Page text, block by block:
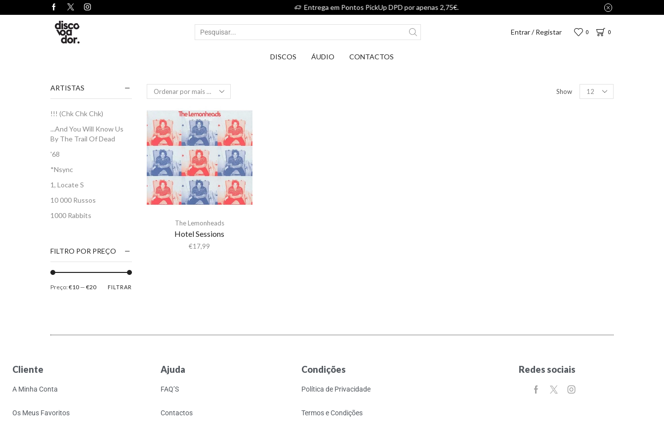
Entrega em Pontos PickUp DPD por apenas 2,75€.
Entrar / Registar 0 0
DISCOS ÁUDIO CONTACTOS
Show
The Lemonheads
Hotel Sessions
€17,99
ARTISTAS
!!! (Chk Chk Chk)
...And You Will Know Us
By The Trail Of Dead
'68
*Nsync
1, Locate S
10 000 Russos
1000 Rabbits
5 Seconds Of Summer
50 Foot Wave
65daysofstatic
81355
Strangers
FILTRO POR PREÇO
FILTRAR
Preço:€10 — €20
Cliente
A Minha Conta
Os Meus Favoritos
Ajuda
FAQ’S
Contactos
Condições
Política de Privacidade
Termos e Condições
Redes sociais